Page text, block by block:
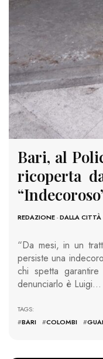
Bari, al
ricoperta
REDAZIONE-DALLA CITTÀ
“Da mesi, in un
persiste una
chi spetta
denunciarlo è Luigi…
TAGS:
#BARI #COLOMBI #